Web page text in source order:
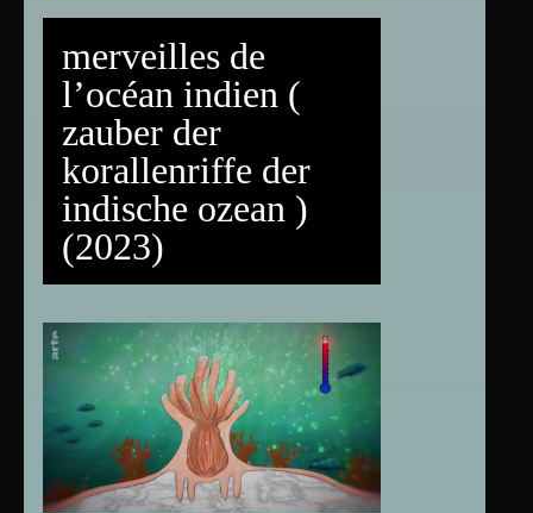
merveilles de
l’océan indien (
zauber der
korallenriffe der
indische ozean )
(2023)